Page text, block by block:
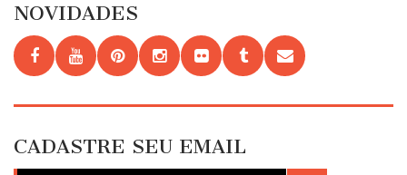
NOVIDADES
CADASTRE SEU EMAIL